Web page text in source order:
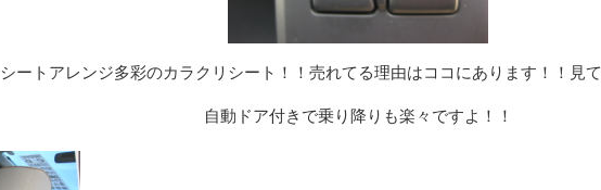
シートアレンジ多彩のカラクリシート！！売れてる理由はココにあります！！見
自動ドア付きで乗り降りも楽々ですよ！！